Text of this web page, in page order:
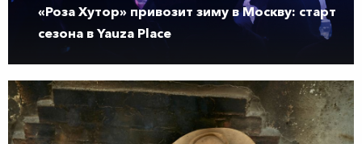
«Роза Хутор» привозит зиму в Москву: старт
сезона в Yauza Place